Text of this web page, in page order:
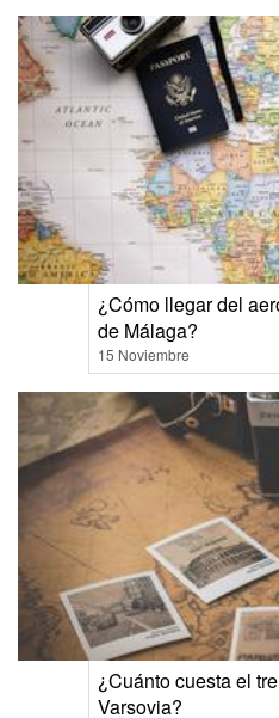
¿Cómo llegar del
de Málaga?
15 Noviembre
¿Cuánto cuesta el
Varsovia?